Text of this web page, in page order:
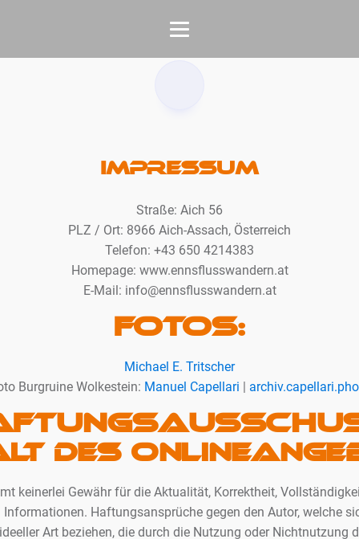
Impressum
Straße: Aich 56
PLZ / Ort: 8966 Aich-Assach, Österreich
Telefon: +43 650 4214383‬
Homepage: www.ennsflusswandern.at
E-Mail: info@ennsflusswandern.at
Fotos:
Michael E. Tritscher
Burgruine Wolkestein: Manuel Capellari |
des
keinerlei Gewähr für die Aktualität, Korrektheit,
Informationen. Haftungsansprüche gegen den Autor, welche
Art beziehen, die durch die Nutzung oder Nichtnutzung